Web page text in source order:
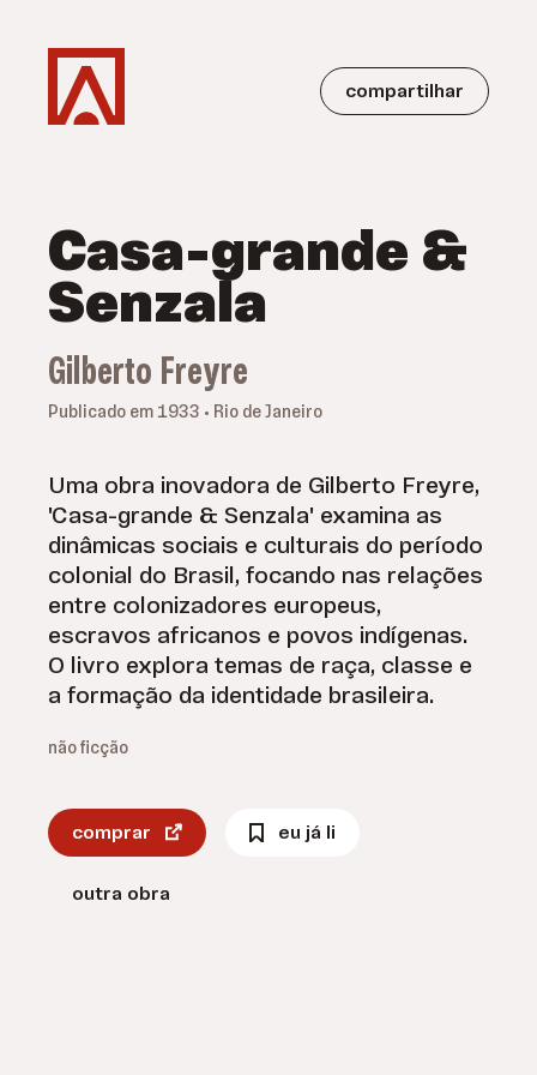
compartilhar
Casa-grande &
Senzala
Gilberto Freyre
Publicado em 1933 • Rio de Janeiro
Uma obra inovadora de Gilberto Freyre,
'Casa-grande & Senzala' examina as
dinâmicas sociais e culturais do período
colonial do Brasil, focando nas relações
entre colonizadores europeus,
escravos africanos e povos indígenas.
O livro explora temas de raça, classe e
a formação da identidade brasileira.
não ficção
comprar eu já li
outra obra